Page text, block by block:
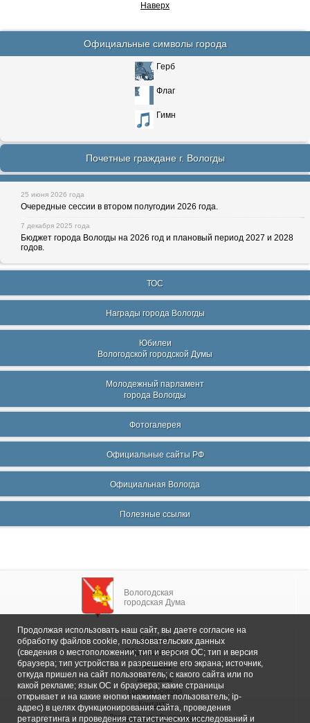
Наверх
Официальные символы города
Герб
Флаг
Гимн
Почетные граждане г. Вологды
25 июня 2026 года
Очередные сессии в втором полугодии 2026 года.
7 декабря 2025 года
Бюджет города Вологды на 2026 год и плановый период 2027 и 2028
годов.
ТОС
Награды города Вологды
Юбилеи
Вологодской городской Думы
Молодежный парламент
города Вологды
Фотогалерея
Официальные сайты РФ
Официальная Вологда
Полезные ссылки
Вологодская
городская Дума
Главная
Общие сведения
Депутаты
Комитеты
График приема
Контакты
Депутатские объединения
Продолжая использовать наш сайт, вы даете согласие на
обработку файлов cookie, пользовательских данных
(сведения о местоположении; тип и версия ОС; тип и версия
браузера; тип устройства и разрешение его экрана; источник,
откуда пришел на сайт пользователь; с какого сайта или по
какой рекламе; язык ОС и браузера; какие страницы
открывает и на какие кнопки нажимает пользователь; ip-
адрес) в целях функционирования сайта, проведения
ретаргетинга и проведения статистических исследований и